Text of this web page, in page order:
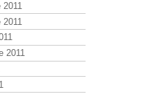
2011
2011